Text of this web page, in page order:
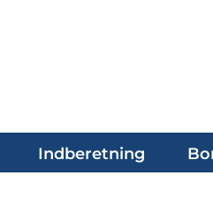
Indberetning